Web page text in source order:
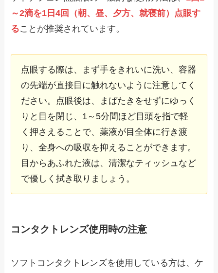
～2滴を1日4回（朝、昼、夕方、就寝前）点眼す
ることが推奨されています。
点眼する際は、まず手をきれいに洗い、容器
の先端が直接目に触れないように注意してく
ださい。点眼後は、まばたきをせずにゆっく
りと目を閉じ、1～5分間ほど目頭を指で軽
く押さえることで、薬液が目全体に行き渡
り、全身への吸収を抑えることができます。
目からあふれた液は、清潔なティッシュなど
で優しく拭き取りましょう。
コンタクトレンズ使用時の注意
ソフトコンタクトレンズを使用している方は、ケ